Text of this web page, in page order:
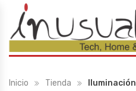
Inicio Tienda Iluminación